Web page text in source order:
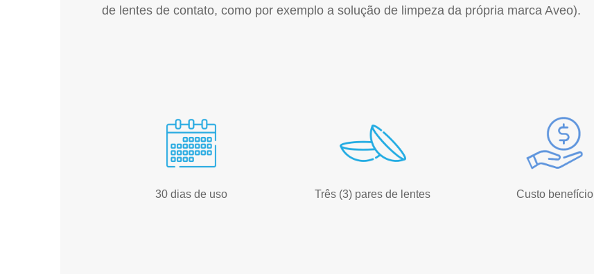
de lentes de contato, como por exemplo a solução de limpeza da própria marca Aveo).
30 dias de uso Três (3) pares de lentes Custo benefício